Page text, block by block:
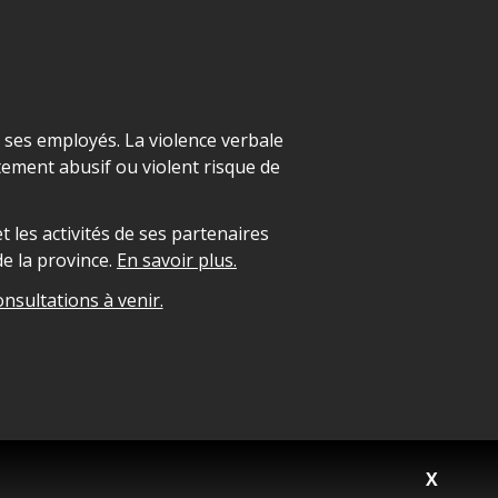
X
employés. La violence verbale
abusif ou violent risque de
les activités de ses partenaires
la province. En savoir plus.
à venir.